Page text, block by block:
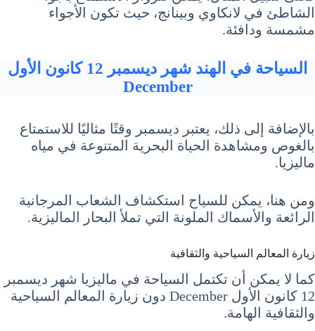
الشاطئ في لانكاوي وبينانج، حيث تكون الأجواء
مشمسة ودافئة.
السياحة في الهند شهر ديسمبر 12 كانون الأول
December
بالإضافة إلى ذلك، يعتبر ديسمبر وقتًا مثاليًا للاستمتاع
بالغوص ومشاهدة الحياة البحرية المتنوعة في مياه
ماليزيا.
ومن هنا، يمكن للسياح استكشاف الشعاب المرجانية
الرائعة والأسماك الملونة التي تملأ البحار الماليزية.
زيارة المعالم السياحية والثقافية
كما لا يمكن أن تكتمل السياحة في ماليزيا شهر ديسمبر
12 كانون الأول December دون زيارة المعالم السياحية
والثقافية الهامة.